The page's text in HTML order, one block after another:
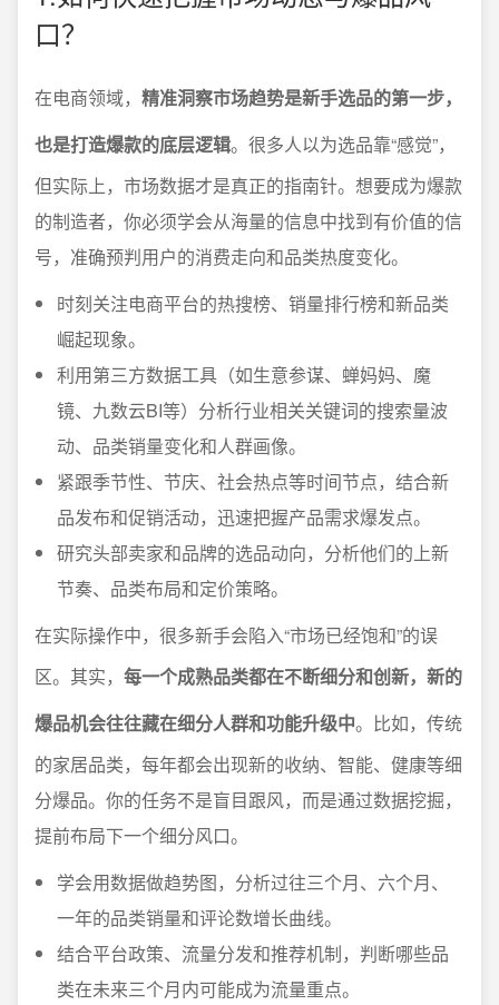
口？
在电商领域， 精准洞察市场趋势是新手选品的第一步，
也是打造爆款的底层逻辑。很多人以为选品靠“感觉”，
但实际上，市场数据才是真正的指南针。想要成为爆款
的制造者，你必须学会从海量的信息中找到有价值的信
号，准确预判用户的消费走向和品类热度变化。
时刻关注电商平台的热搜榜、销量排行榜和新品类
崛起现象。
利用第三方数据工具（如生意参谋、蝉妈妈、魔
镜、九数云BI等）分析行业相关关键词的搜索量波
动、品类销量变化和人群画像。
紧跟季节性、节庆、社会热点等时间节点，结合新
品发布和促销活动，迅速把握产品需求爆发点。
研究头部卖家和品牌的选品动向，分析他们的上新
节奏、品类布局和定价策略。
在实际操作中，很多新手会陷入“市场已经饱和”的误
区。其实， 每一个成熟品类都在不断细分和创新，新的
爆品机会往往藏在细分人群和功能升级中。比如，传统
的家居品类，每年都会出现新的收纳、智能、健康等细
分爆品。你的任务不是盲目跟风，而是通过数据挖掘，
提前布局下一个细分风口。
学会用数据做趋势图，分析过往三个月、六个月、
一年的品类销量和评论数增长曲线。
结合平台政策、流量分发和推荐机制，判断哪些品
类在未来三个月内可能成为流量重点。